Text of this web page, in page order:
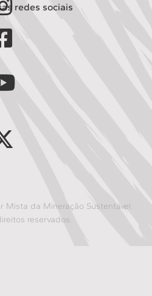
redes sociais
Mista da Mineração Sustentável.
reservados.